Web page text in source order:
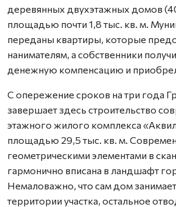
деревянных двухэтажных домов
площадью почти 1,8 тыс. кв. м.
переданы квартиры, которые
нанимателям, а собственники
денежную компенсацию и
С опережение сроков на три года
завершает здесь строительство
этажного жилого комплекса
площадью 29,5 тыс. кв. м.
геометрическими элементами в
гармонично вписана в ландшафт
Немаловажно, что сам дом
территории участка, остальное